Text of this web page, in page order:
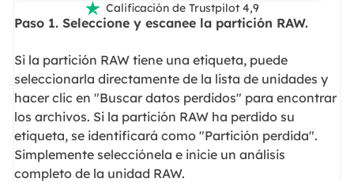
 Calificación de Trustpilot 4,9
Paso 1. Seleccione y escanee la partición RAW.
Si la partición RAW tiene una etiqueta, puede
seleccionarla directamente de la lista de unidades y
hacer clic en "Buscar datos perdidos" para encontrar
los archivos. Si la partición RAW ha perdido su
etiqueta, se identificará como "Partición perdida".
Simplemente selecciónela e inicie un análisis
completo de la unidad RAW.